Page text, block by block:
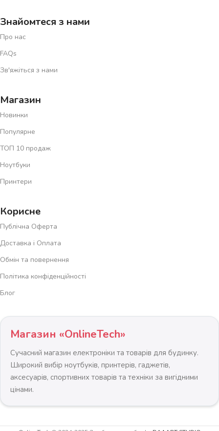
Знайомтеся з нами
Про нас
FAQs
Зв'яжіться з нами
Магазин
Новинки
Популярне
ТОП 10 продаж
Ноутбуки
Принтери
Корисне
Публічна Оферта
Доставка і Оплата
Обмін та повернення
Політика конфіденційності
Блог
Магазин «OnlineTech»
Сучасний магазин електроніки та товарів для будинку.
Широкий вибір ноутбуків, принтерів, гаджетів,
аксесуарів, спортивних товарів та техніки за вигідними
цінами.